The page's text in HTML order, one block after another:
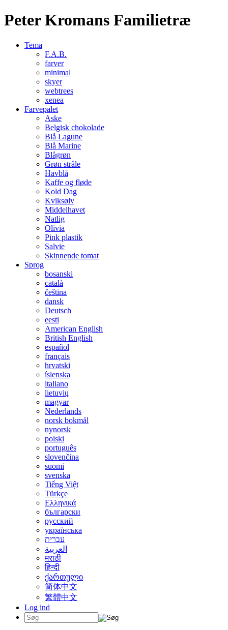
Peter Kromans Familietræ
Tema
F.A.B.
farver
minimal
skyer
webtrees
xenea
Farvepalet
Aske
Belgisk chokolade
Blå Lagune
Blå Marine
Blågrøn
Grøn stråle
Havblå
Kaffe og fløde
Kold Dag
Kviksølv
Middelhavet
Natlig
Olivia
Pink plastik
Salvie
Skinnende tomat
Sprog
bosanski
català
čeština
dansk
Deutsch
eesti
American English
British English
español
français
hrvatski
íslenska
italiano
lietuvių
magyar
Nederlands
norsk bokmål
nynorsk
polski
português
slovenčina
suomi
svenska
Tiếng Việt
Türkçe
Ελληνικά
български
русский
українська
עברית
العربية
मराठी
हिन्दी
ქართული
简体中文
繁體中文
Log ind